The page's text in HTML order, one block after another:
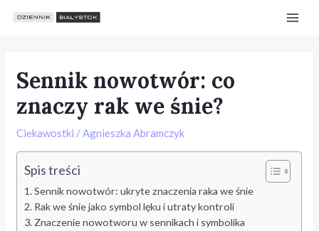
Main
Sennik nowotwór: co
znaczy rak we śnie?
Ciekawostki /Agnieszka Abramczyk
Spis treści
Sennik nowotwór: ukryte znaczenia raka we śnie
Rak we śnie jako symbol lęku i utraty kontroli
Znaczenie nowotworu w sennikach i symbolika